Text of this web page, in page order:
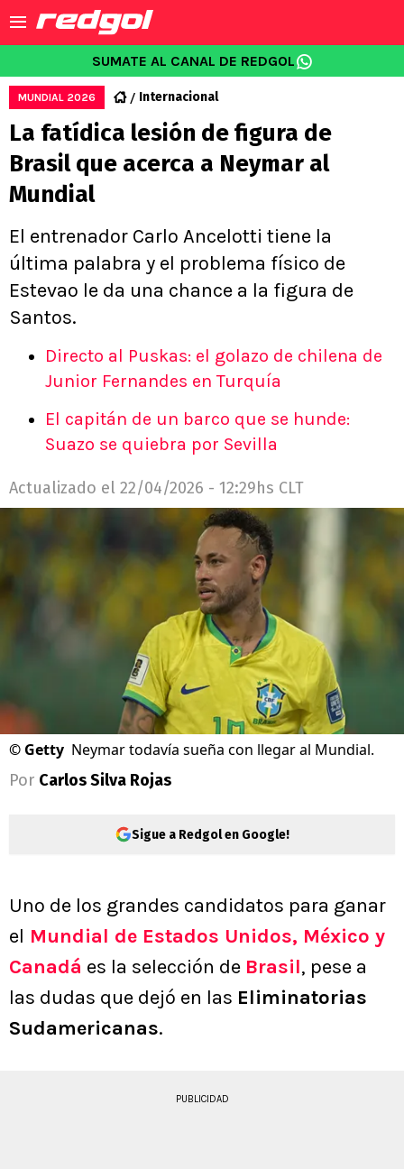
SUMATE AL CANAL DE REDGOL
MUNDIAL 2026 Internacional
La fatídica lesión de figura de
Brasil que acerca a Neymar al
Mundial
El entrenador Carlo Ancelotti tiene la
última palabra y el problema físico de
Estevao le da una chance a la figura de
Santos.
Directo al Puskas: el golazo de chilena de
Junior Fernandes en Turquía
El capitán de un barco que se hunde:
Suazo se quiebra por Sevilla
Actualizado el 22/04/2026 - 12:29hs CLT
© Getty Neymar todavía sueña con llegar al Mundial.
Por Carlos Silva Rojas
Sigue a Redgol en Google!
Uno de los grandes candidatos para ganar
el Mundial de Estados Unidos, México y
Canadá es la selección de Brasil, pese a
las dudas que dejó en las Eliminatorias
Sudamericanas.
PUBLICIDAD